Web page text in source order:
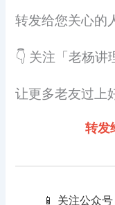
转发给您关心的
👇 关注「老杨
让更多老友过上
转发
📱 关注公众